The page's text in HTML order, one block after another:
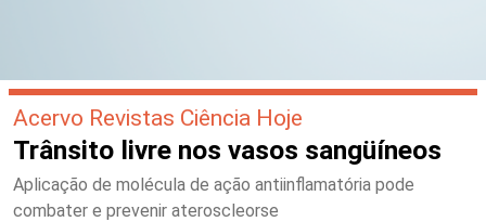
Acervo Revistas Ciência Hoje
Trânsito livre nos vasos sangüíneos
Aplicação de molécula de ação antiinflamatória pode
combater e prevenir ateroscleorse